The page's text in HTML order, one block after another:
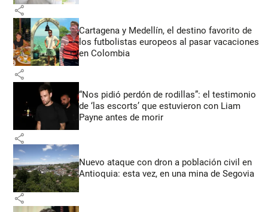
share
Cartagena y Medellín, el destino favorito de
los futbolistas europeos al pasar vacaciones
en Colombia
share
“Nos pidió perdón de rodillas”: el testimonio
de ‘las escorts’ que estuvieron con Liam
Payne antes de morir
share
Nuevo ataque con dron a población civil en
Antioquia: esta vez, en una mina de Segovia
share